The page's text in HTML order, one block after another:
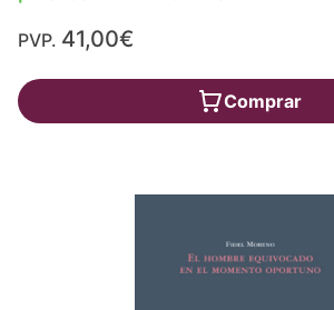
PVP. 41,00€
Comprar